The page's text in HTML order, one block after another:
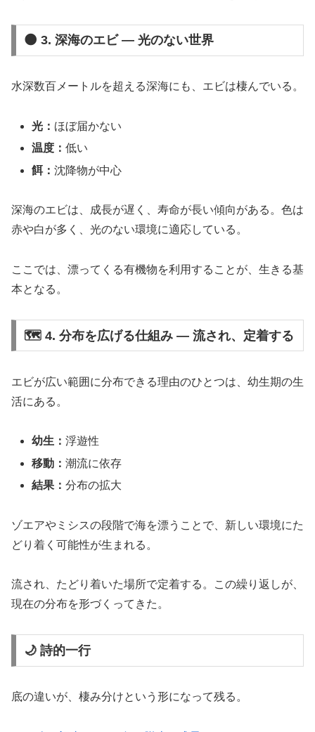
🌑 3. 深海のエビ ― 光のない世界
水深数百メートルを超える深海にも、エビは棲んでいる。
光： ほぼ届かない
温度：低い
餌：沈降物が中心
深海のエビは、成長が遅く、寿命が長い傾向がある。色は
赤や白が多く、光のない環境に適応している。
ここでは、漂ってくる有機物を利用することが、生きる基
本となる。
🗺 4. 分布を広げる仕組み ― 流され、定着する
エビが広い範囲に分布できる理由のひとつは、幼生期の生
活にある。
幼生：浮遊性
移動：潮流に依存
結果：分布の拡大
ゾエアやミシスの段階で海を漂うことで、新しい環境にた
どり着く可能性が生まれる。
流され、たどり着いた場所で定着する。この繰り返しが、
現在の分布を形づくってきた。
🌙 詩的一行
底の違いが、棲み分けという形になって残る。